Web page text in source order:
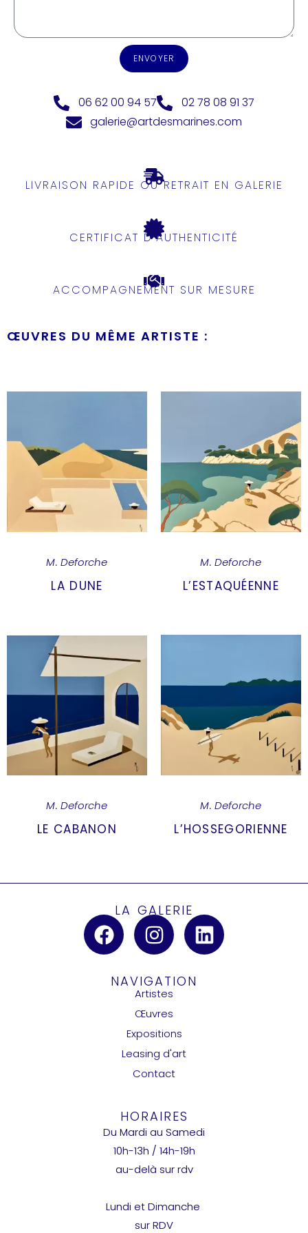
ENVOYER
06 62 00 94 57
02 78 08 91 37
galerie@artdesmarines.com
LIVRAISON RAPIDE OU RETRAIT EN GALERIE
CERTIFICAT D'AUTHENTICITÉ
ACCOMPAGNEMENT SUR MESURE
ŒUVRES DU MÊME ARTISTE :
M. Deforche
LA DUNE
M. Deforche
L’ESTAQUÉENNE
M. Deforche
LE CABANON
M. Deforche
L’HOSSEGORIENNE
LA GALERIE
NAVIGATION
Artistes
Œuvres
Expositions
Leasing d'art
Contact
HORAIRES
Du Mardi au Samedi
10h-13h / 14h-19h
au-delà sur rdv
Lundi et Dimanche
sur RDV